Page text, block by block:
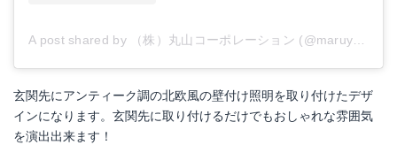
A post shared by （株）丸山コーポレーション (@maruyamacorp_official)
玄関先にアンティーク調の北欧風の壁付け照明を取り付けたデザ
インになります。玄関先に取り付けるだけでもおしゃれな雰囲気
を演出出来ます！